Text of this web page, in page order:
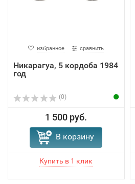
избранное сравнить
Никарагуа, 5 кордоба 1984
год
(0)
1 500 руб.
В корзину